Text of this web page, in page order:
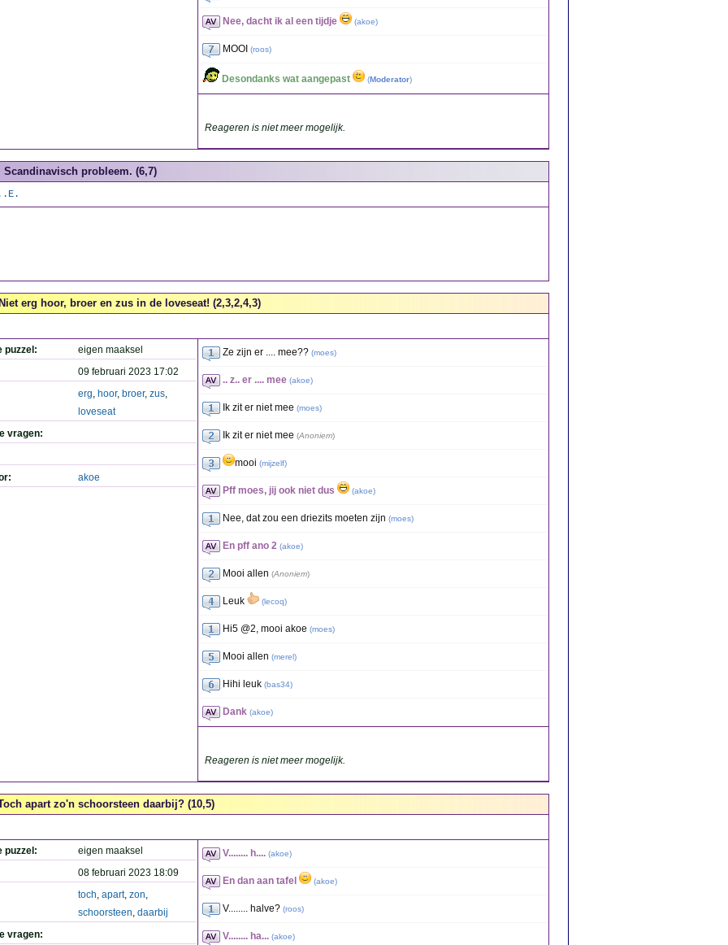
Nee, dacht ik al een tijdje (akoe)
MOOI (roos)
Desondanks wat aangepast (Moderator)
Reageren is niet meer mogelijk.
Scandinavisch probleem. (6,7)
erg hoor, broer en zus in de loveseat! (2,3,2,4,3)
puzzel:
eigen maaksel
09 februari 2023 17:02
erg, hoor, broer, zus,
loveseat
vragen:
akoe
Ze zijn er .... mee?? (moes)
.. z.. er .... mee (akoe)
Ik zit er niet mee (moes)
Ik zit er niet mee (Anoniem)
mooi (mijzelf)
Pff moes, jij ook niet dus (akoe)
Nee, dat zou een driezits moeten zijn (moes)
En pff ano 2 (akoe)
Mooi allen (Anoniem)
Leuk (lecoq)
Hi5 @2, mooi akoe (moes)
Mooi allen (merel)
Hihi leuk (bas34)
Dank (akoe)
Reageren is niet meer mogelijk.
apart zo'n schoorsteen daarbij? (10,5)
puzzel:
eigen maaksel
08 februari 2023 18:09
toch, apart, zon,
schoorsteen, daarbij
vragen:
V........ h.... (akoe)
En dan aan tafel (akoe)
V........ halve? (roos)
V........ ha... (akoe)